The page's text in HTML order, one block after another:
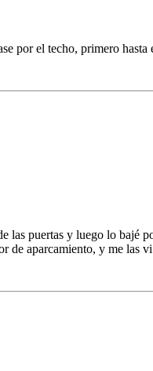
por el techo, primero
las puertas y luego lo bajé
de aparcamiento, y me las